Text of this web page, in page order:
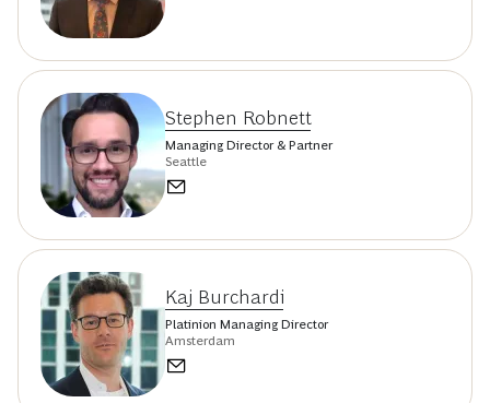
Stephen Robnett
Managing Director & Partner
Seattle
Kaj Burchardi
Platinion Managing Director
Amsterdam